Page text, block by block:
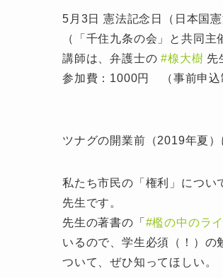
5月3日 憲法記念日（日本国
（「千住九条の会」と共同主
講師は、弁護士の#楾大樹 先
参加費：1000円 （事前申込
ツナグの開業前（2019年夏
私たち市民の「権利」につい
先生です。
先生の著書の「 #檻の中のラ
いるので、学生必須（！）の
ついて、ぜひ知ってほしい。